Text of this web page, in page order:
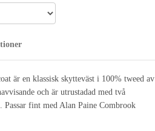
är en klassisk skytteväst i 100% tweed av
och är utrustadad med två
fint med Alan Paine Combrook